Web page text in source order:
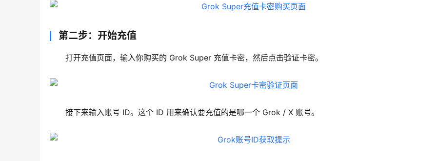
第二步：开始充值
打开充值页面，输入你购买的 Grok Super 充值卡密，然后点击验证卡密。
接下来输入账号 ID。这个 ID 用来确认要充值的是哪一个 Grok / X 账号。